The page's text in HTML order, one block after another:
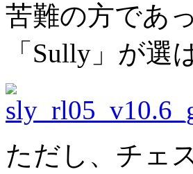
苦難の方であ
「Sully」が選
ただし、チェ